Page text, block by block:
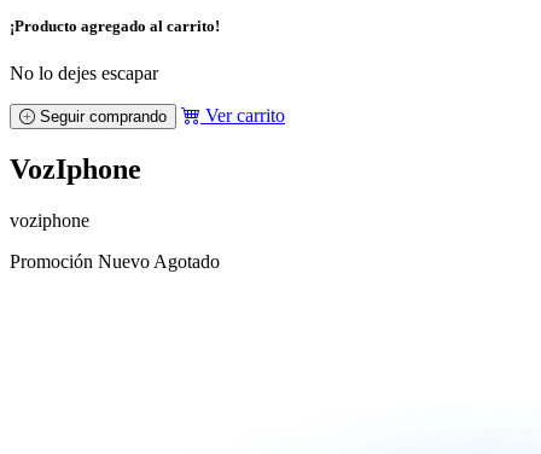
¡Producto agregado al carrito!
No lo dejes escapar
Seguir comprando Ver carrito
VozIphone
voziphone
Promoción Nuevo Agotado